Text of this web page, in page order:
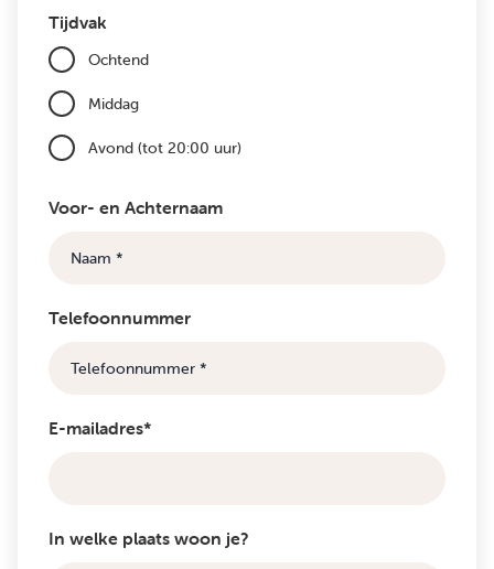
Tijdvak
Ochtend
Middag
Avond (tot 20:00 uur)
Voor- en Achternaam
Telefoonnummer
E-mailadres*
In welke plaats woon je?